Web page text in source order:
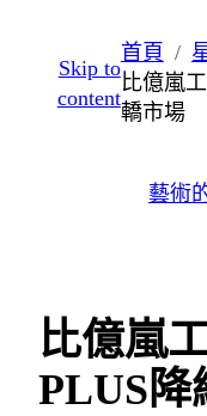
至
主
Skip to
content
首頁
比億嵐
轎市場
藝術
比億嵐
PLUS降